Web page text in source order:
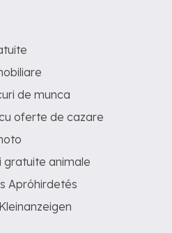
de munca
oferte de cazare
gratuite animale
Apróhirdetés